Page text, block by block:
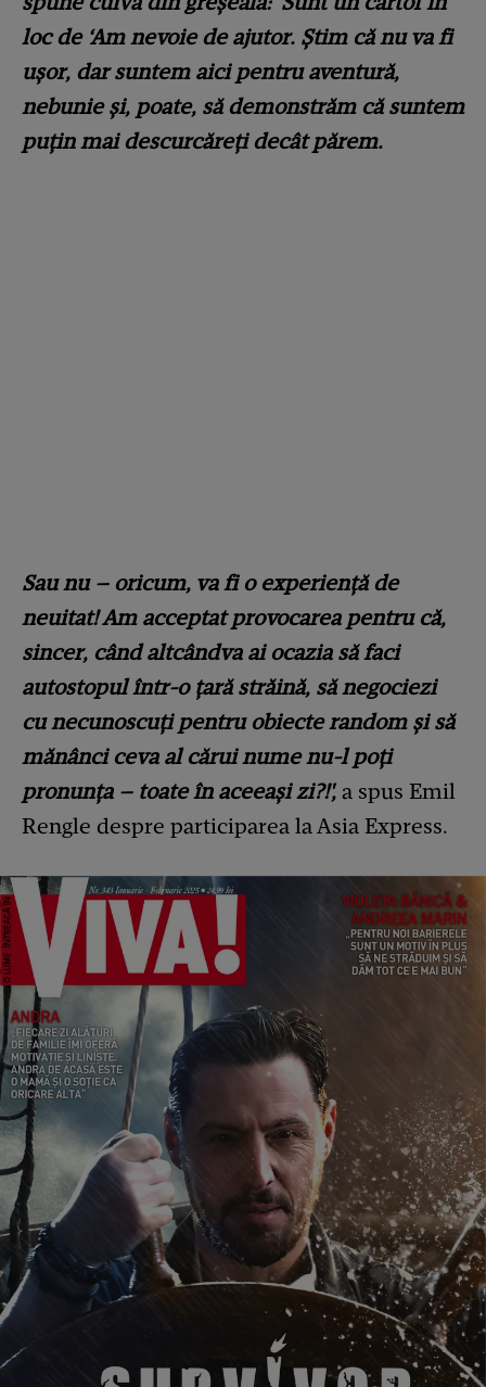
loc de ‘Am nevoie de ajutor. Știm că nu va fi
ușor, dar suntem aici pentru aventură,
nebunie și, poate, să demonstrăm că suntem
puțin mai descurcăreți decât părem.
Sau nu – oricum, va fi o experiență de
neuitat! Am acceptat provocarea pentru că,
sincer, când altcândva ai ocazia să faci
autostopul într-o țară străină, să negociezi
cu necunoscuți pentru obiecte random și să
mănânci ceva al cărui nume nu-l poți
pronunța – toate în aceeași zi?!', a spus Emil
Rengle despre participarea la Asia Express.